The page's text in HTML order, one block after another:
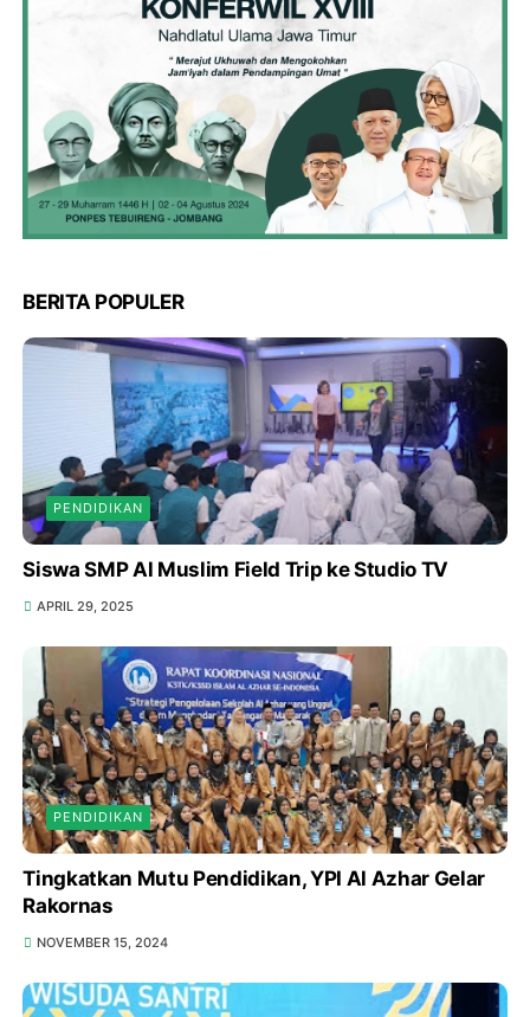
BERITA POPULER
PENDIDIKAN
Siswa SMP Al Muslim Field Trip ke Studio TV
APRIL 29, 2025
PENDIDIKAN
Tingkatkan Mutu Pendidikan, YPI Al Azhar Gelar
Rakornas
NOVEMBER 15, 2024